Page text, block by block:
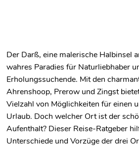
Der Darß, eine malerische Halbinsel
wahres Paradies für Naturliebhaber
Erholungssuchende. Mit den
Ahrenshoop, Prerow und Zingst
Vielzahl von Möglichkeiten für einen
Urlaub. Doch welcher Ort ist der
Aufenthalt? Dieser Reise-Ratgeber
Unterschiede und Vorzüge der drei